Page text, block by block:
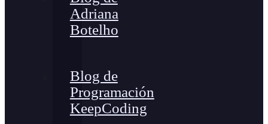
Adriana
Botelho
Blog de
Programación
KeepCoding